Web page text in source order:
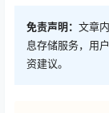
免责声明： 文章
息存储服务，用
资建议。